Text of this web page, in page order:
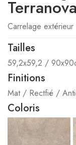
Terranova
Carrelage extérieur
Tailles
59,2x59,2 /
Finitions
Mat / Rectfié /
Coloris